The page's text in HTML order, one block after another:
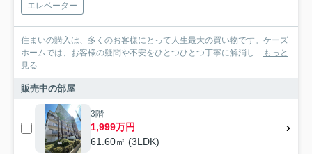
エレベーター
住まいの購入は、多くのお客様にとって人生最大の買い物です。ケーズ
ホームでは、お客様の疑問や不安をひとつひとつ丁寧に解消し... もっと
見る
販売中の部屋
3階
1,999万円
61.60㎡ (3LDK)